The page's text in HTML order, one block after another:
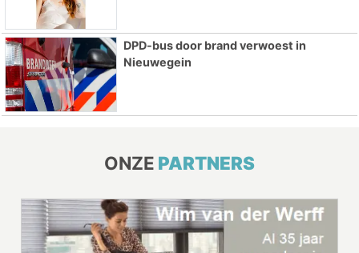
DPD-bus door brand verwoest in
Nieuwegein
ONZE PARTNERS